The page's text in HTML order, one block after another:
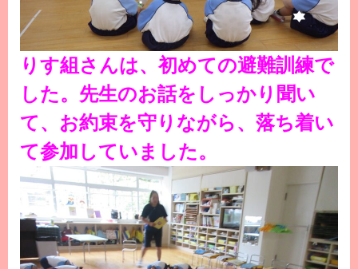
りす組さんは、初めての避難訓練で
した。先生のお話をしっかり聞い
て、お約束を守りながら、落ち着い
て参加していました。